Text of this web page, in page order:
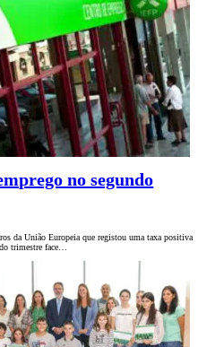
no segundo
da União Europeia que registou uma taxa positiva
trimestre face…